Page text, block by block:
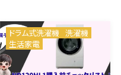
ドラム式洗濯機 洗濯機
生活家電